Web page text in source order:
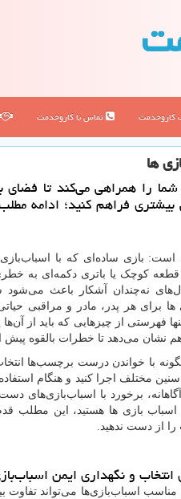
كاروخدمت تماس با كاروخدمت
ها
را همراهی می‌کند تا فضای
فراهم کنید؛ ادامه
بازی ساده‌ای که با
قطعه کوچک یا باتری دکمه‌ای به
نه‌چندان آشکار باعث می‌شود
برای هر پدر، مادر و مراقبی
فهرستی از چیزهایی که باید از
نشان می‌دهد تا خطرات بالقوه پیش
با خواندن درست برچسب‌ها
سنین مختلف اجرا کنید و هنگام
آگاهانه، برخورد با اسباب‌بازی‌های
اسباب بازی ها هستید، این
را از دست ندهید.
انتخاب و نگهداری ایمن
اسباب‌بازی‌ها می‌تواند تفاوت